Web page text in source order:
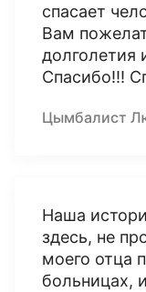
спасает
Вам
долголетия
Спасибо!!!
Цымбалист
Наша
здесь, не
моего отца
больницах,